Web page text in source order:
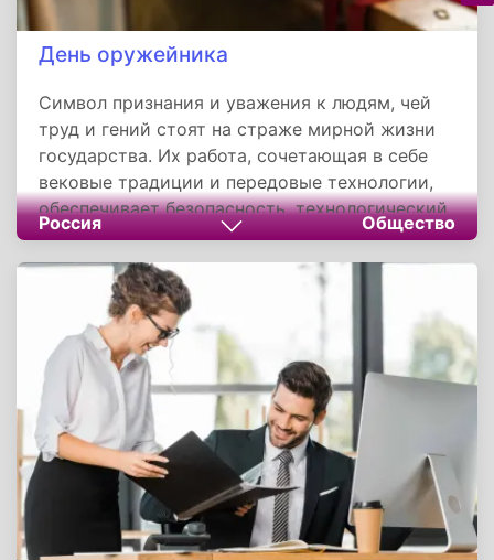
День оружейника
Символ признания и уважения к людям, чей
труд и гений стоят на страже мирной жизни
государства. Их работа, сочетающая в себе
вековые традиции и передовые технологии,
обеспечивает безопасность, технологический
суверенитет и высокий международный
статус России, оставаясь предметом
законной национальной гордости.
Россия Общество